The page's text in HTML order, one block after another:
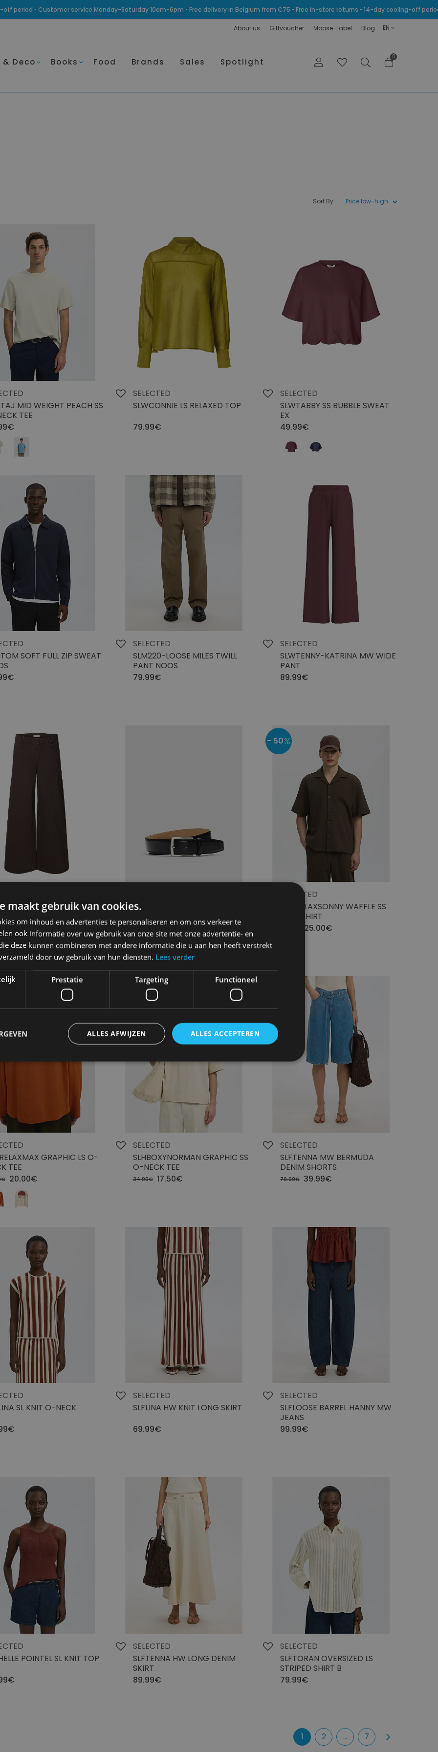
period • Customer service Monday-Saturday 10am-6pm • Free delivery in Belgium from €75 • Free in-store returns • 14-day cooling-off
About us Giftvoucher Moose-Label Blog EN
& Deco Books Food Brands Sales Spotlight
0
Sort By:
MID WEIGHT PEACH SS
TEE
SELECTED
SLWCONNIE LS RELAXED TOP
79.99€
SELECTED
SLWTABBY SS BUBBLE SWEAT
EX
49.99€
SOFT FULL ZIP SWEAT
SELECTED
SLM220-LOOSE MILES TWILL
PANT NOOS
79.99€
SELECTED
SLWTENNY-KATRINA MW WIDE
PANT
89.99€
WIDE BARIA-KORI
MW JNS
SLMAKSEL LEATHER BELT NOOS
54.99€
SELECTED
SLMRELAXSONNY WAFFLE SS
OVERSHIRT
25.00€
- 50
GRAPHIC LS O-
TEE
20.00€
SELECTED
SLHBOXYNORMAN GRAPHIC SS
O-NECK TEE
34.99€ 17.50€
SELECTED
SLFTENNA MW BERMUDA
DENIM SHORTS
79.99€ 39.99€
SL KNIT O-NECK
SELECTED
SLFLINA HW KNIT LONG SKIRT
69.99€
SELECTED
SLFLOOSE BARREL HANNY MW
JEANS
99.99€
POINTEL SL KNIT TOP
SELECTED
SLFTENNA HW LONG DENIM
SKIRT
89.99€
SELECTED
SLFTORAN OVERSIZED LS
STRIPED SHIRT B
79.99€
1 2 ... 7
maakt gebruik van cookies.
om inhoud en advertenties te personaliseren en om ons verkeer te
ook informatie over uw gebruik van onze site met onze advertentie- en
deze kunnen combineren met andere informatie die u aan hen heeft verstrekt
door uw gebruik van hun diensten. Lees verder
Prestatie Targeting Functioneel
ALLES ACCEPTEREN
ALLES AFWIJZEN